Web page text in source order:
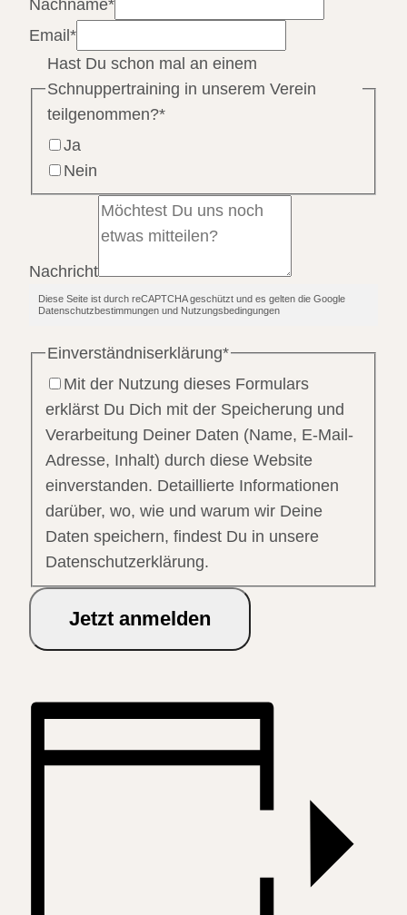
Nachname*
Email*
Hast Du schon mal an einem
Schnuppertraining in unserem Verein
teilgenommen?*
Ja
Nein
Nachricht
Diese Seite ist durch reCAPTCHA geschützt und es gelten die Google
Datenschutzbestimmungen und Nutzungsbedingungen
Einverständniserklärung*
Mit der Nutzung dieses Formulars
erklärst Du Dich mit der Speicherung und
Verarbeitung Deiner Daten (Name, E-Mail-
Adresse, Inhalt) durch diese Website
einverstanden. Detaillierte Informationen
darüber, wo, wie und warum wir Deine
Daten speichern, findest Du in unsere
Datenschutzerklärung.
Jetzt anmelden